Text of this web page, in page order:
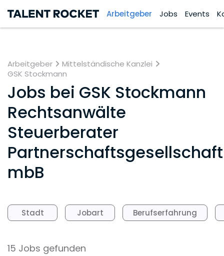
Arbeitgeber Jobs Events
Arbeitgeber
Mittelständische Kanzlei
GSK Stockmann
Jobs bei GSK Stockmann
Rechtsanwälte
Steuerberater
Partnerschaftsgesellschaft
mbB
Stadt Jobart Berufserfahrung
15 Jobs gefunden